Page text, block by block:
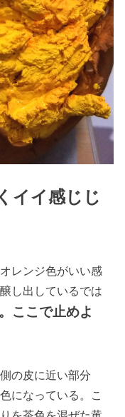
イイ感じじ
レンジ色がいい感
し出しているでは
ここで止めよ
の皮に近い部分
になっている。こ